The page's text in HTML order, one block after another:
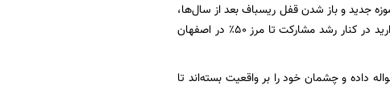
وزارت میراث برای گردشگری در شهر و برپایی ۱۴۰۰ کارگاه مرمت در استان، تاسیس ۵ موزه جدید و باز شدن قفل ریسباف بعد از سال‌ها،
یا جشنواره‌های تفریحی ۱۰۰ هزار نفری خانواده‌ها در همین ۲ یا ۳ سال اخیر است. این را بگذارید در کنار رشد مشارکت تا مرز ۵۰٪ در اصفهان
داده و چشمان خود را بر واقعیت بسته‌اند تا